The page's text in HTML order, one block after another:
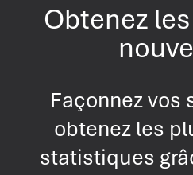
Obtenez
Façonnez vos
obtenez les
statistiques